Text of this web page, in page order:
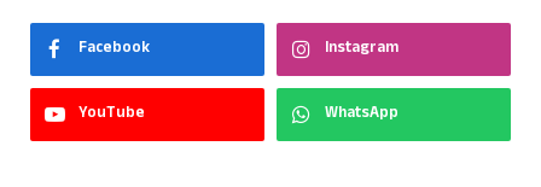
Facebook Instagram
YouTube WhatsApp